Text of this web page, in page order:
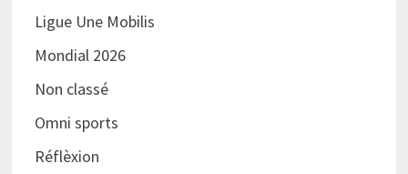
Ligue Une Mobilis
Mondial 2026
Non classé
Omni sports
Réflèxion